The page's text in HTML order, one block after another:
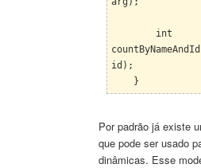
int
id);
}
Por padrão já existe
que pode ser usado
dinâmicas. Esse